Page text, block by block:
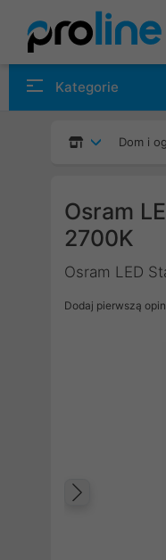
Kategorie
Dom i
Osram
2700K
Osram LED
Dodaj pierwszą